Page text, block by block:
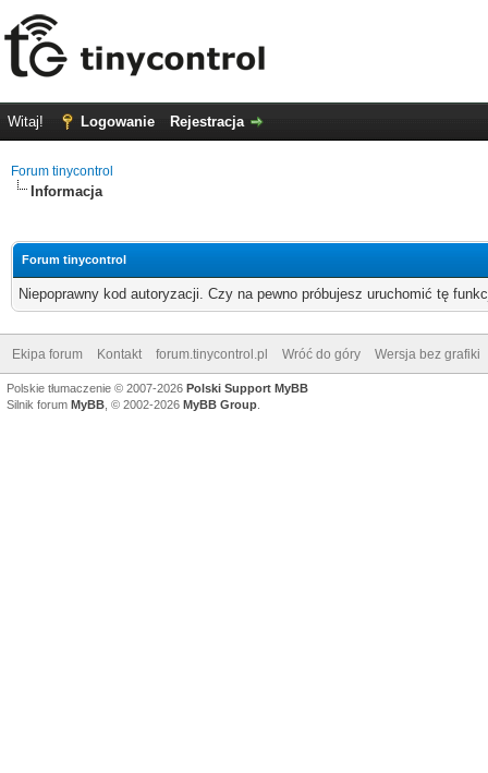
Witaj! Logowanie Rejestracja
Forum tinycontrol
Informacja
Forum tinycontrol
Niepoprawny kod autoryzacji. Czy na pewno próbujesz uruchomić tę
Ekipa forum Kontakt forum.tinycontrol.pl Wróć do góry Wersja bez grafiki
Polskie tłumaczenie © 2007-2026 Polski Support MyBB
Silnik forum MyBB , © 2002-2026 MyBB Group